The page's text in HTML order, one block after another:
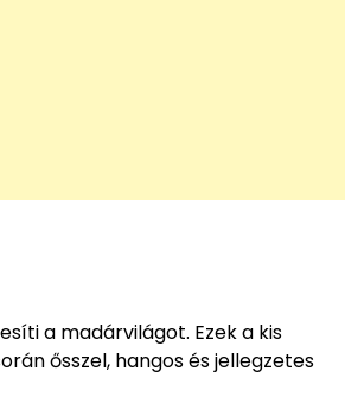
a madárvilágot. Ezek a kis
ősszel, hangos és jellegzetes